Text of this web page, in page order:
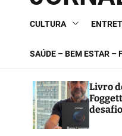
CULTURA
SAÚDE – BEM ESTAR –
Livro